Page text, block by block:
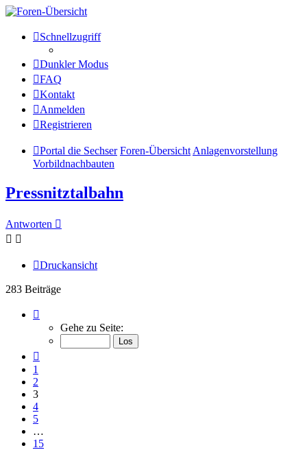
Die Sechser - Anlagenmeisterei
und Treffpunkt für
Eisenbahnverrückte
Anlagenmeisterei
Schnellzugriff
Dunkler Modus
FAQ
Kontakt
Anmelden
Registrieren
Portal die Sechser Foren-Übersicht Anlagenvorstellung
Vorbildnachbauten
Pressnitztalbahn
Antworten
Druckansicht
283 Beiträge
von
Gehe zu Seite:
1
2
3
4
5
…
15